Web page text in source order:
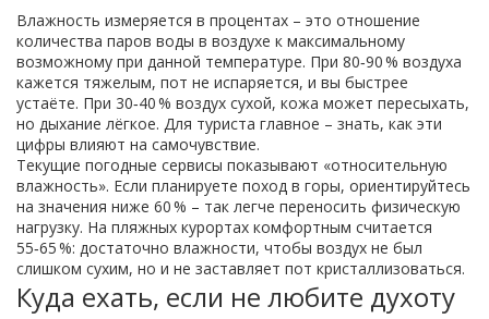
Влажность измеряется в процентах – это отношение
количества паров воды в воздухе к максимальному
возможному при данной температуре. При 80‑90 % воздуха
кажется тяжелым, пот не испаряется, и вы быстрее
устаёте. При 30‑40 % воздух сухой, кожа может пересыхать,
но дыхание лёгкое. Для туриста главное – знать, как эти
цифры влияют на самочувствие.
Текущие погодные сервисы показывают «относительную
влажность». Если планируете поход в горы, ориентируйтесь
на значения ниже 60 % – так легче переносить физическую
нагрузку. На пляжных курортах комфортным считается
55‑65 %: достаточно влажности, чтобы воздух не был
слишком сухим, но и не заставляет пот кристаллизоваться.
Куда ехать, если не любите духоту